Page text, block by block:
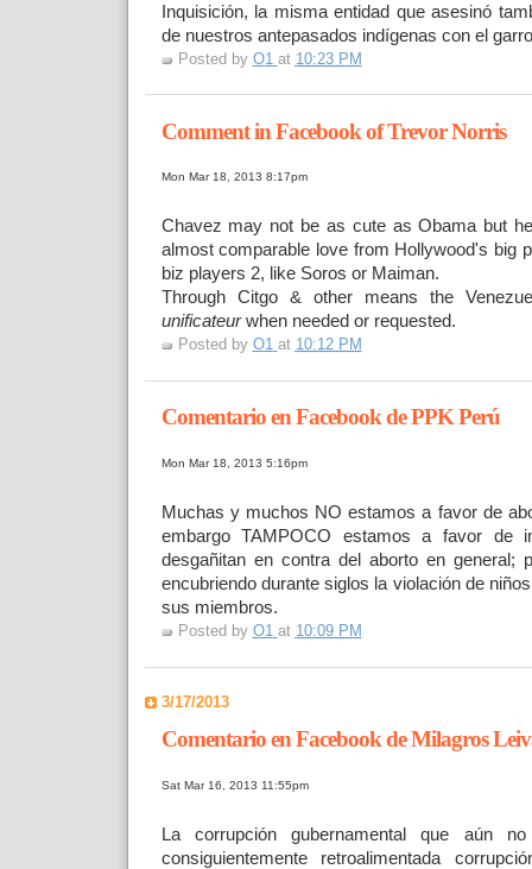
Inquisición, la misma entidad que asesinó
de nuestros antepasados indígenas con el
Posted by O1 at 10:23 PM
Comment in Facebook of Trevor Norris
Mon Mar 18, 2013 8:17pm
Chavez may not be as cute as Obama but
almost comparable love from Hollywood's big
biz players 2, like Soros or Maiman.
Through Citgo & other means the
unificateurwhen needed or requested.
Posted by O1 at 10:12 PM
Comentario en Facebook de PPK Perú
Mon Mar 18, 2013 5:16pm
Muchas y muchos NO estamos a favor de
embargo TAMPOCO estamos a favor de
desgañitan en contra del aborto en general;
encubriendo durante siglos la violación de
sus miembros.
Posted by O1 at 10:09 PM
3/17/2013
Comentario en Facebook de Milagros
Sat Mar 16, 2013 11:55pm
La corrupción gubernamental que aún
consiguientemente retroalimentada